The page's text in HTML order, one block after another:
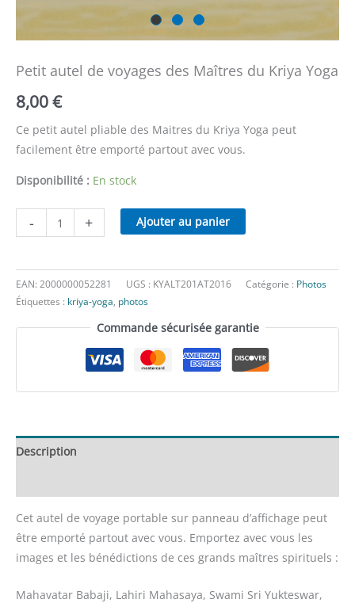
Petit autel de voyages des Maîtres du Kriya Yoga
8,00€
Ce petit autel pliable des Maitres du Kriya Yoga peut
facilement être emporté partout avec vous.
Disponibilité : En stock
-
quantité
de
autel
de
Kriya
+ Ajouter au panier
EAN: 2000000052281 UGS : KYALT201AT2016 Catégorie : Photos
Étiquettes : kriya-yoga, photos
Commande sécurisée garantie
Description
Cet autel de voyage portable sur panneau d’affichage peut
être emporté partout avec vous. Emportez avec vous les
images et les bénédictions de ces grands maîtres spirituels :
Mahavatar Babaji, Lahiri Mahasaya, Swami Sri Yukteswar,